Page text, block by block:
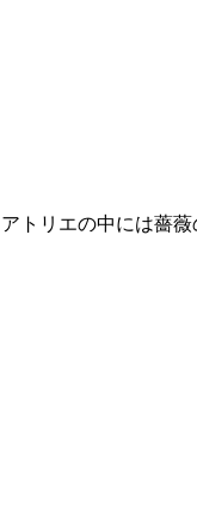
リエの中には薔